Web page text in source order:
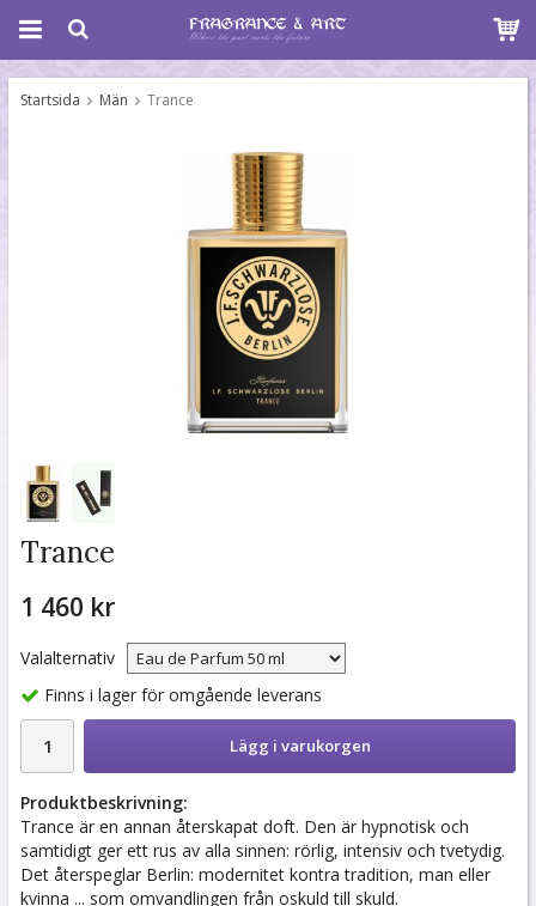
Startsida Män Trance
Trance
1 460 kr
Valalternativ
Finns i lager för omgående leverans
Lägg i varukorgen
Produktbeskrivning:
Trance är en annan återskapat doft. Den är hypnotisk och
samtidigt ger ett rus av alla sinnen: rörlig, intensiv och tvetydig.
Det återspeglar Berlin: modernitet kontra tradition, man eller
kvinna ... som omvandlingen från oskuld till skuld.